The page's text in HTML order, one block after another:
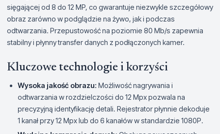
sięgającej od 8 do 12 MP, co gwarantuje niezwykle szczegółowy
obraz zarówno w podglądzie na żywo, jak i podczas
odtwarzania. Przepustowość na poziomie 80 Mb/s zapewnia
stabilny i płynny transfer danych z podłączonych kamer.
Kluczowe technologie i korzyści
Wysoka jakość obrazu: Możliwość nagrywania i
odtwarzania w rozdzielczości do 12 Mpx pozwala na
precyzyjną identyfikację detali. Rejestrator płynnie dekoduje
1 kanał przy 12 Mpx lub do 6 kanałów w standardzie 1080P.